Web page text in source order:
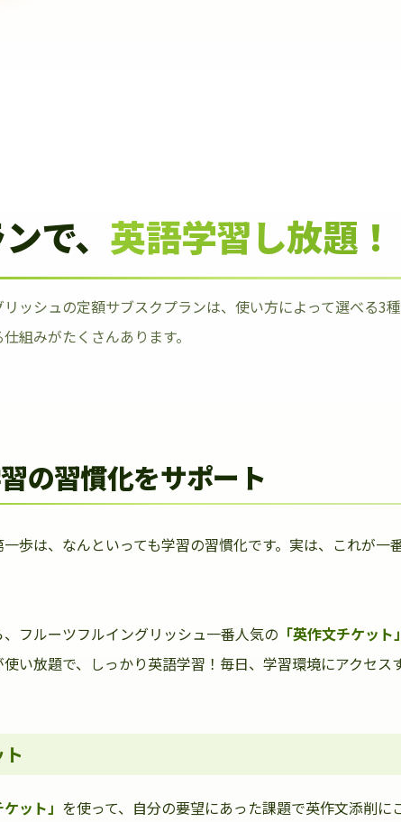
で、 英語学習し放題！
ッシュの定額サブスクプランは、使い方によって選べる3
組みがたくさんあります。
の習慣化をサポート
歩は、なんといっても学習の習慣化です。実は、これが一
フルーツフルイングリッシュ一番人気の 「英作文チケット
使い放題で、しっかり英語学習！毎日、学習環境にアクセス
ット」 を使って、自分の要望にあった課題で英作文添削に